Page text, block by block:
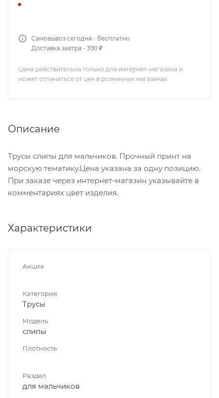
Самовывоз сегодня - бесплатно
Доставка завтра - 390 ₽
Цена действительна только для интернет-магазина и
может отличаться от цен в розничных магазинах
Описание
Трусы слипы для мальчиков. Прочный принт на
морскую тематику.Цена указана за одну позицию.
При заказе через интернет-магазин указывайте в
комментариях цвет изделия.
Характеристики
Акция
Категория
Трусы
Модель
слипы
Плотность
Раздел
для мальчиков